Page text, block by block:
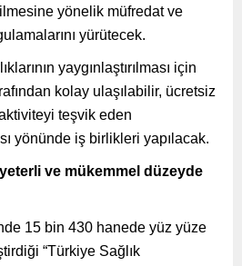
yönelik müfredat ve
yürütecek.
yaygınlaştırılması için
kolay ulaşılabilir, ücretsiz
teşvik eden
yönünde iş birlikleri yapılacak.
ve mükemmel düzeyde
15 bin 430 hanede yüz yüze
“Türkiye Sağlık